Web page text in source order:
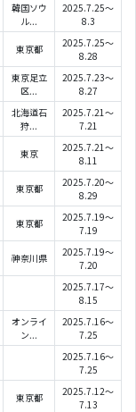
韓国ソウ
ル...
2025.7.25～
8.3
東京都
2025.7.25～
8.28
東京足立
区...
2025.7.23～
8.27
北海道石
狩...
2025.7.21～
7.21
東京
2025.7.21～
8.11
東京都
2025.7.20～
8.29
東京都
2025.7.19～
7.19
神奈川県
2025.7.19～
7.20
2025.7.17～
8.15
オンライ
ン...
2025.7.16～
7.25
2025.7.16～
7.25
東京都
2025.7.12～
7.13